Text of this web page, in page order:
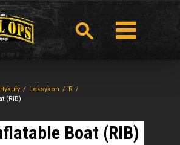
Leksykon
R
(RIB)
Boat (RIB)